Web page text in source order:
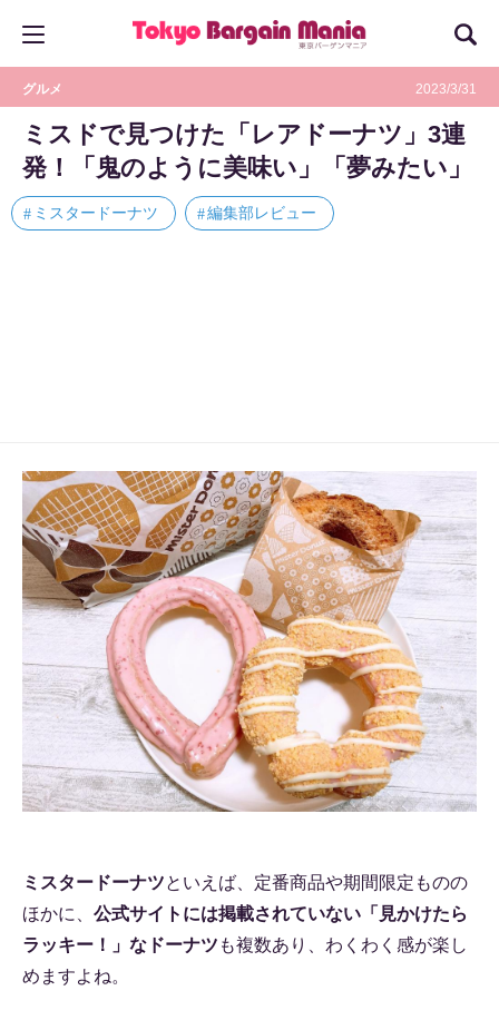
グルメ 2023/3/31
ミスドで見つけた「レアドーナツ」3連
発！「鬼のように美味い」「夢みたい」
ミスタードーナツ 編集部レビュー
ミスタードーナツといえば、定番商品や期間限定ものの
ほかに、 公式サイトには掲載されていない「見かけたら
ラッキー！」なドーナツ も複数あり、わくわく感が楽し
めますよね。